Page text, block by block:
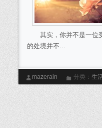
其实，你并不是一位受
的处境并不...
mazerain 分类： 生